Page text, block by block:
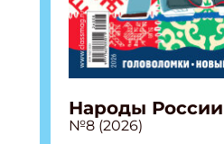
Народы России
№8 (2026)